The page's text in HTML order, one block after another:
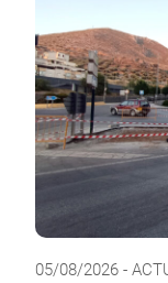
05/08/2026 -